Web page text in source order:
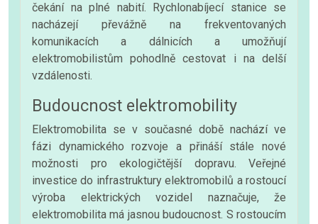
čekání na plné nabití. Rychlonabíjecí stanice se
nacházejí převážně na frekventovaných
komunikacích a dálnicích a umožňují
elektromobilistům pohodlně cestovat i na delší
vzdálenosti.
Budoucnost elektromobility
Elektromobilita se v současné době nachází ve
fázi dynamického rozvoje a přináší stále nové
možnosti pro ekologičtější dopravu. Veřejné
investice do infrastruktury elektromobilů a rostoucí
výroba elektrických vozidel naznačuje, že
elektromobilita má jasnou budoucnost. S rostoucím